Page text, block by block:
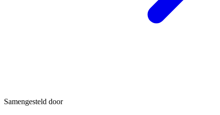
Samengesteld door